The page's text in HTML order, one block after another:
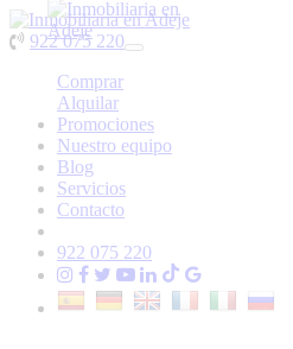
922 075 220
Toggle
Comprar
Alquilar
Promociones
Nuestro equipo
Blog
Servicios
Contacto
922 075 220